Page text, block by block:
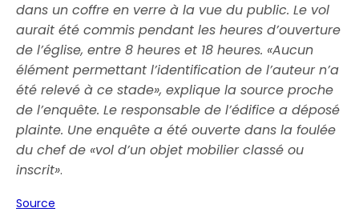
dans un coffre en verre à la vue du public. Le vol
aurait été commis pendant les heures d’ouverture
de l’église, entre 8 heures et 18 heures. «Aucun
élément permettant l’identification de l’auteur n’a
été relevé à ce stade», explique la source proche
de l’enquête. Le responsable de l’édifice a déposé
plainte. Une enquête a été ouverte dans la foulée
du chef de «vol d’un objet mobilier classé ou
inscrit».
Source